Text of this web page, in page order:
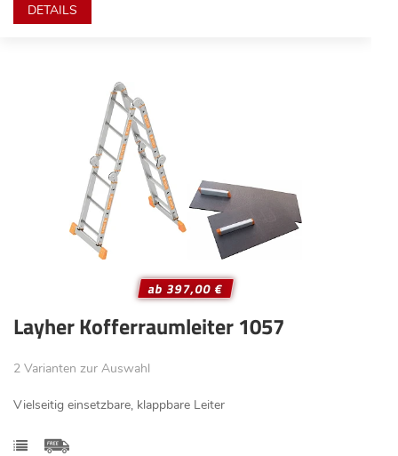
DETAILS
ab 397,00 €
Layher Kofferraumleiter 1057
2 Varianten zur Auswahl
Vielseitig einsetzbare, klappbare Leiter